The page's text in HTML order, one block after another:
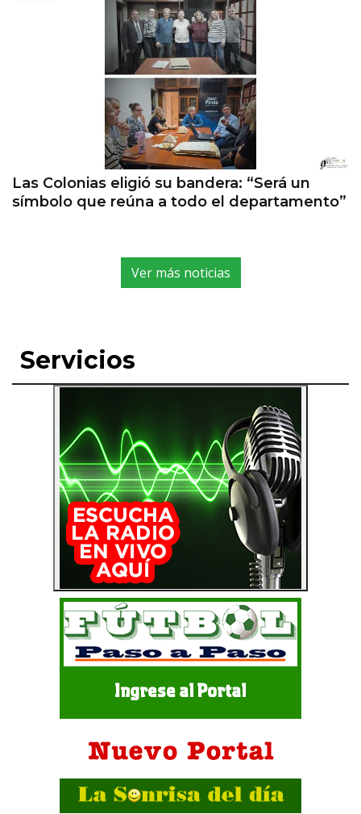
Las Colonias eligió su bandera: “Será un
símbolo que reúna a todo el departamento”
Ver más noticias
Servicios